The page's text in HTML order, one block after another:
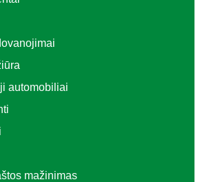
automobiliai
mažinimas